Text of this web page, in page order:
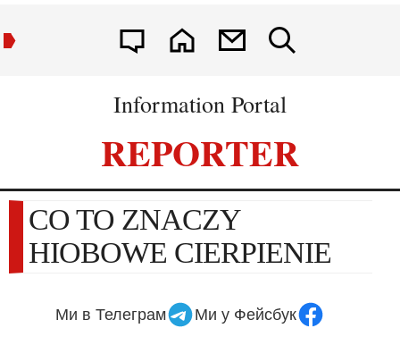
Information Portal
REPORTER
CO TO ZNACZY
HIOBOWE CIERPIENIE
Ми в Телеграм Ми у Фейсбук